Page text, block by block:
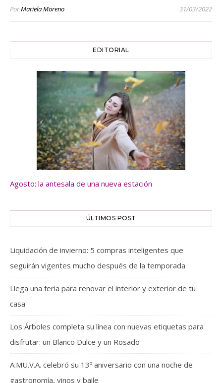
PorMariela Moreno 31/03/2022
EDITORIAL
Agosto: la antesala de una nueva estación
ÚLTIMOS POST
Liquidación de invierno: 5 compras inteligentes que
seguirán vigentes mucho después de la temporada
Llega una feria para renovar el interior y exterior de tu
casa
Los Árboles completa su línea con nuevas etiquetas para
disfrutar: un Blanco Dulce y un Rosado
A.MU.V.A. celebró su 13º aniversario con una noche de
gastronomía, vinos y baile